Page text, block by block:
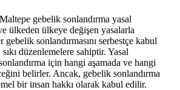
Maltepe gebelik sonlandırma yasal
ülkeden ülkeye değişen yasalarla
sonlandırmasını serbestçe kabul
düzenlemelere sahiptir. Yasal
için hangi aşamada ve hangi
belirler. Ancak, gebelik sonlandırma
bir insan hakkı olarak kabul edilir.